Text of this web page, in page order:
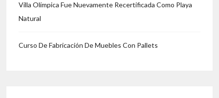
Villa Olímpica Fue Nuevamente Recertificada Como Playa
Natural
Curso De Fabricación De Muebles Con Pallets